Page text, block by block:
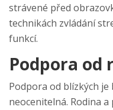
strávené před
technikách zvládání
funkcí.
Podpora od
Podpora od blízkých
neocenitelná. Rodina